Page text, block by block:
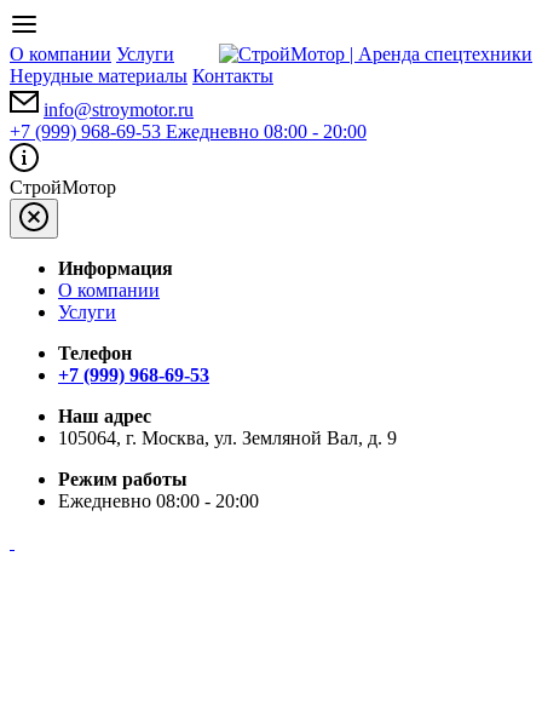
О компании Услуги
Нерудные материалы Контакты
info@stroymotor.ru
+7 (999) 968-69-53 Ежедневно 08:00 - 20:00
СтройМотор
Информация
О компании
Услуги
Телефон
+7 (999) 968-69-53
Наш адрес
105064, г. Москва, ул. Земляной Вал, д. 9
Режим работы
Ежедневно 08:00 - 20:00